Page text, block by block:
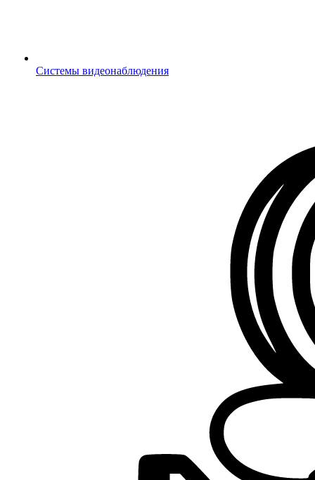
Системы видеонаблюдения